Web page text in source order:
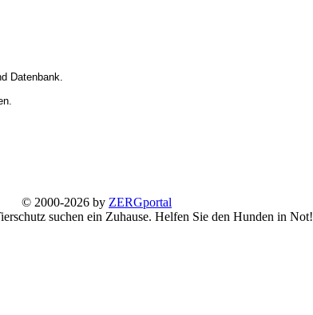
Datenbank.
© 2000-2026 by ZERGportal
suchen ein Zuhause. Helfen Sie den Hunden in Not!